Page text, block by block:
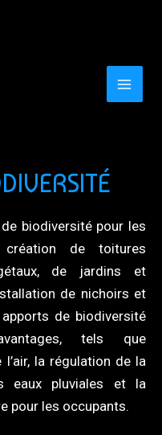
biodiversité pour les
de toitures
de jardins et
de nichoirs et
de biodiversité
tels que
la régulation de la
eaux pluviales et la
pour les occupants.